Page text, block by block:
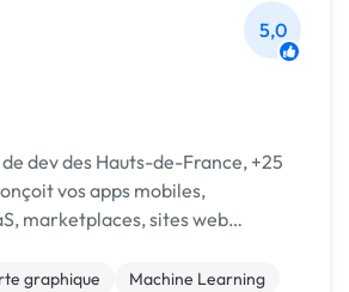
5,0
dev des Hauts-de-France, +25
vos apps mobiles,
marketplaces, sites web
graphique
Machine Learning